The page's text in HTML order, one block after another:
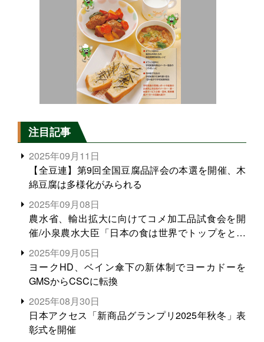
注目記事
2025年09月11日
【全豆連】第9回全国豆腐品評会の本選を開催、木
綿豆腐は多様化がみられる
2025年09月08日
農水省、輸出拡大に向けてコメ加工品試食会を開
催/小泉農水大臣「日本の食は世界でトップをとれ
る。米増産に向けて、米輸出需要の拡大を」
2025年09月05日
ヨークHD、ベイン傘下の新体制でヨーカドーを
GMSからCSCに転換
2025年08月30日
日本アクセス「新商品グランプリ2025年秋冬」表
彰式を開催